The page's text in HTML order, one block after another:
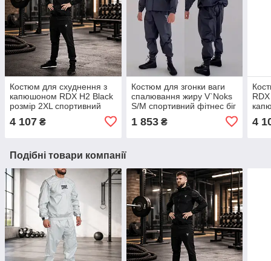
Костюм для схуднення з
капюшоном RDX H2 Black
розмір 2XL спортивний
тренувань та
4 107 ₴
Костюм для згонки ваги
спалювання жиру V`Noks
S/M спортивний фітнес біг
штани сауна
1 853₴ 4
Подібні товари компанії